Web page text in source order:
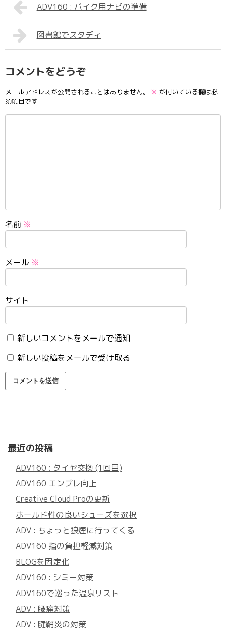
ADV160 : バイク用ナビの準備
図書館でスタディ
コメントをどうぞ
メールアドレスが公開されることはありません。 ※ が付いている欄は必
須項目です
名前 ※
メール ※
サイト
新しいコメントをメールで通知
新しい投稿をメールで受け取る
最近の投稿
ADV160 : タイヤ交換 (1回目)
ADV160 エンブレ向上
Creative Cloud Proの更新
ホールド性の良いシューズを選択
ADV : ちょっと狼煙に行ってくる
ADV160 指の負担軽減対策
BLOGを固定化
ADV160 : シミー対策
ADV160で巡った温泉リスト
ADV : 腰痛対策
ADV : 腱鞘炎の対策